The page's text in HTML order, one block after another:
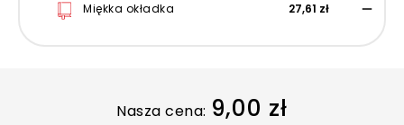
Miękka okładka 27,61 zł
Nasza cena: 9,00 zł